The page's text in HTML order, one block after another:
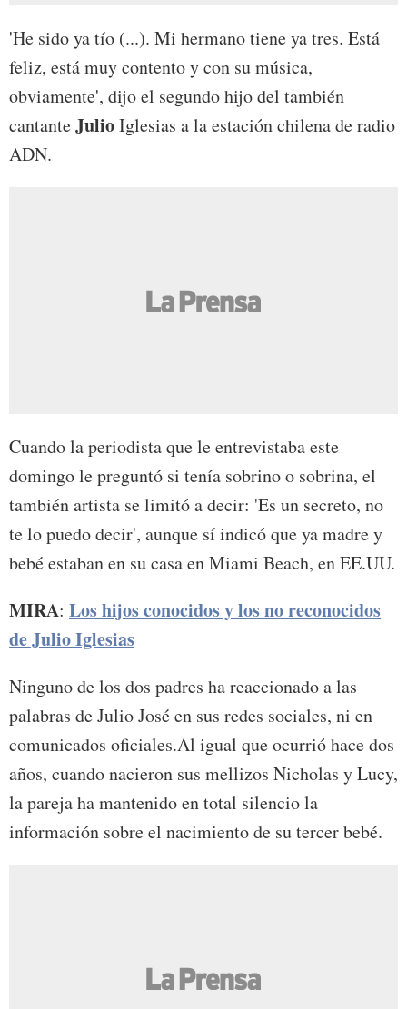
'He sido ya tío (...). Mi hermano tiene ya tres. Está
feliz, está muy contento y con su música,
obviamente', dijo el segundo hijo del también
cantanteJulioIglesias a la estación chilena de radio
ADN.
Cuando la periodista que le entrevistaba este
domingo le preguntó si tenía sobrino o sobrina, el
también artista se limitó a decir: 'Es un secreto, no
te lo puedo decir', aunque sí indicó que ya madre y
bebé estaban en su casa en Miami Beach, en EE.UU.
MIRA: Los hijos conocidos y los no reconocidos
de Julio Iglesias
Ninguno de los dos padres ha reaccionado a las
palabras de Julio José en sus redes sociales, ni en
comunicados oficiales.Al igual que ocurrió hace dos
años, cuando nacieron sus mellizos Nicholas y Lucy,
la pareja ha mantenido en total silencio la
información sobre el nacimiento de su tercer bebé.